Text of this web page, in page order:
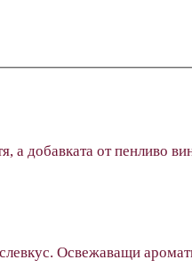
а добавката от пенливо
Освежаващи